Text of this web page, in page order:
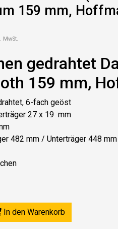
159 mm,
MwSt.
gedrahtet
159 mm,
6-fach geöst
27 x 19 mm
482 mm / Unterträger 448 mm
In den Warenkorb